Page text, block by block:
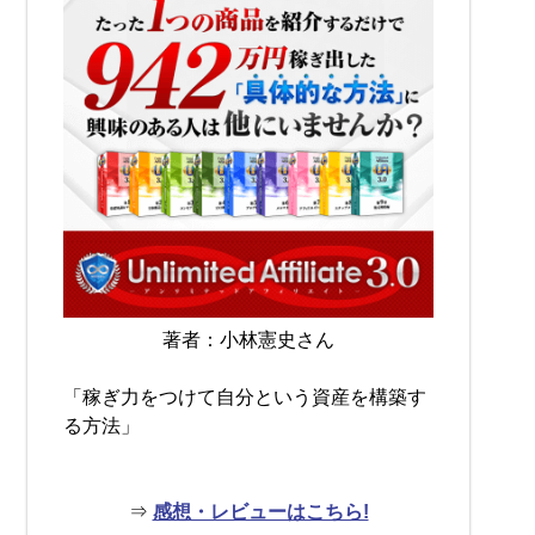
著者：小林憲史さん
「稼ぎ力をつけて自分という資産を構築す
る方法」
⇒ 感想・レビューはこちら!